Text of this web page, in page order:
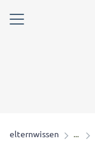
elternwissen